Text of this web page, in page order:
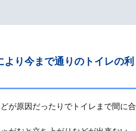
り今まで通りのトイレの利
が原因だったりでトイレまで間に合